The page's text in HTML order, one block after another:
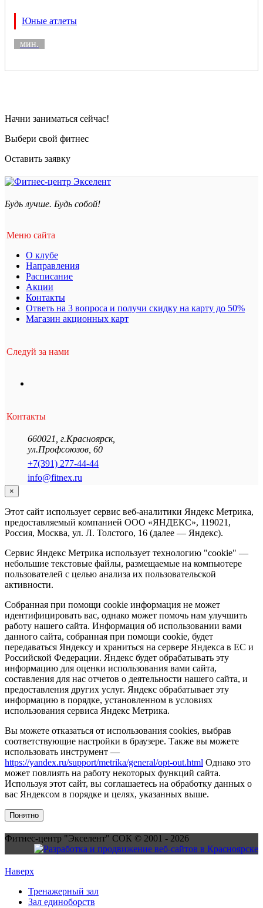
Юные атлеты
мин.
Начни заниматься сейчас!
Выбери свой фитнес
Оставить заявку
Будь лучше. Будь собой!
Меню сайта
О клубе
Направления
Расписание
Акции
Контакты
Ответь на 3 вопроса и получи скидку на карту до 50%
Магазин акционных карт
Следуй за нами
Контакты
660021 г.Красноярск,
ул.Профсоюзов, 60
+7(391) 277-44-44
info@fitnex.ru
×
Этот сайт использует сервис веб-аналитики Яндекс Метрика,
предоставляемый компанией ООО «ЯНДЕКС», 119021,
Россия, Москва, ул. Л. Толстого, 16 (далее — Яндекс).
Сервис Яндекс Метрика использует технологию "cookie" —
небольшие текстовые файлы, размещаемые на компьютере
пользователей с целью анализа их пользовательской
активности.
Собранная при помощи cookie информация не может
идентифицировать вас, однако может помочь нам улучшить
работу нашего сайта. Информация об использовании вами
данного сайта, собранная при помощи cookie, будет
передаваться Яндексу и храниться на сервере Яндекса в ЕС и
Российской Федерации. Яндекс будет обрабатывать эту
информацию для оценки использования вами сайта,
составления для нас отчетов о деятельности нашего сайта, и
предоставления других услуг. Яндекс обрабатывает эту
информацию в порядке, установленном в условиях
использования сервиса Яндекс Метрика.
Вы можете отказаться от использования cookies, выбрав
соответствующие настройки в браузере. Также вы можете
использовать инструмент —
https://yandex.ru/support/metrika/general/opt-out.html Однако это
может повлиять на работу некоторых функций сайта.
Используя этот сайт, вы соглашаетесь на обработку данных о
вас Яндексом в порядке и целях, указанных выше.
Понятно
Фитнес-центр "Экселент" СОК © 2001 - 2026
Наверх
Тренажерный зал
Зал единоборств